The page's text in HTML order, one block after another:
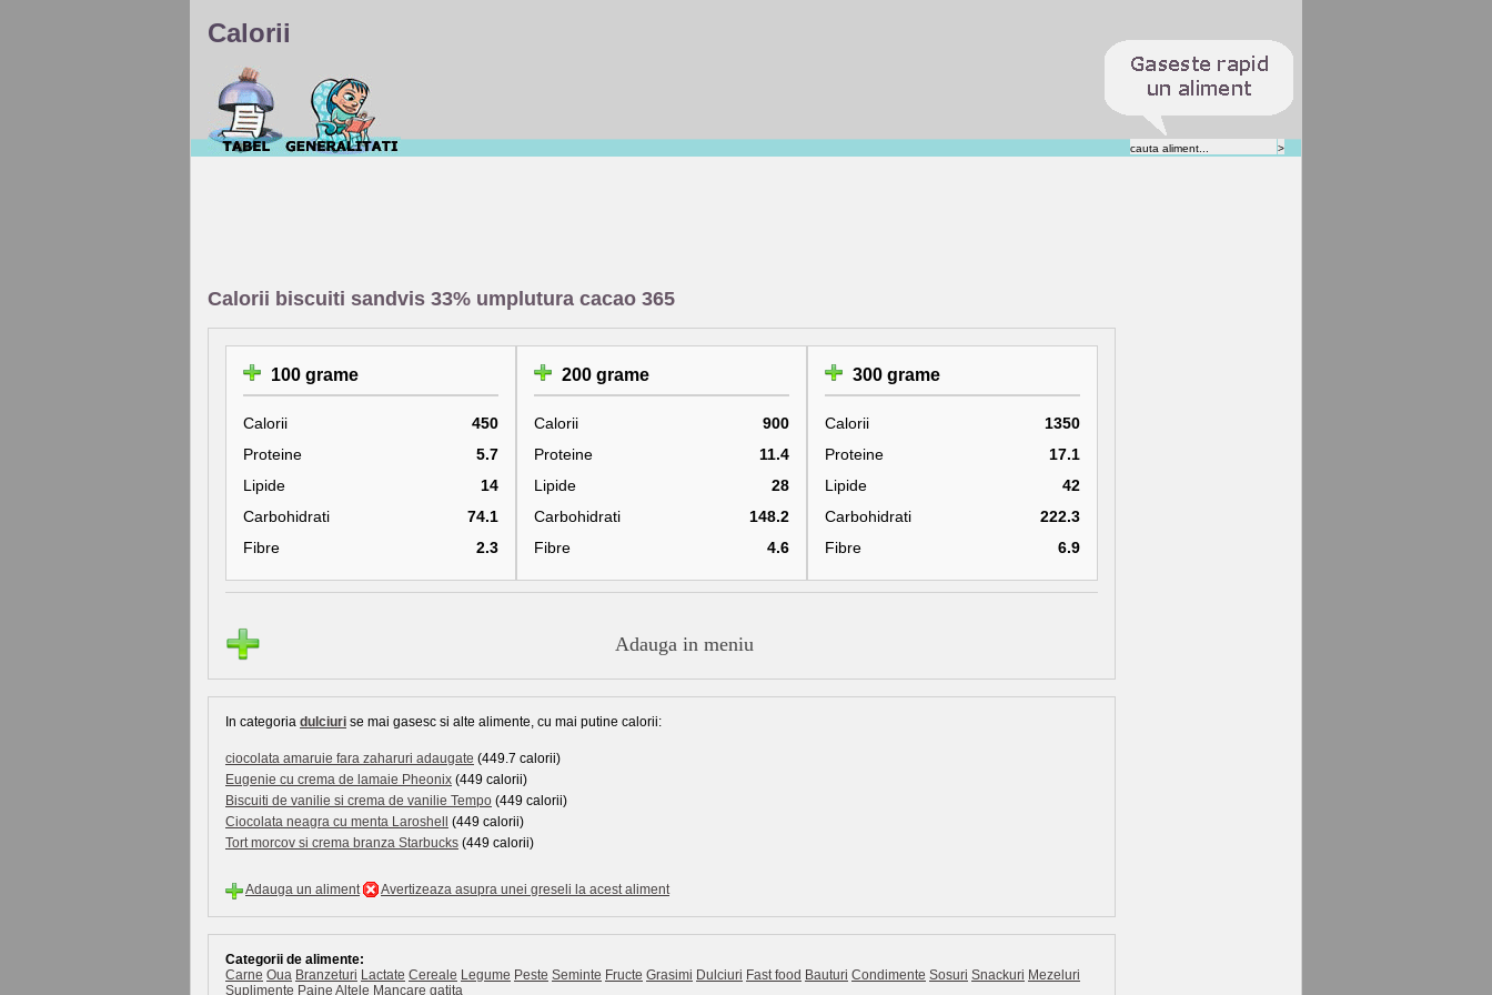
Calorii
Calorii biscuiti sandvis 33% umplutura cacao 365
100 grame
Calorii
450
Proteine
5.7
Lipide
14
Carbohidrati
74.1
Fibre
2.3
200 grame
Calorii
900
Proteine
11.4
Lipide
28
Carbohidrati
148.2
Fibre
4.6
300 grame
Calorii
1350
Proteine
17.1
Lipide
42
Carbohidrati
222.3
Fibre
6.9
Adauga in meniu
In categoria dulciuri se mai gasesc si alte alimente, cu mai putine calorii:
ciocolata amaruie fara zaharuri adaugate (449.7 calorii)
Eugenie cu crema de lamaie Pheonix (449 calorii)
Biscuiti de vanilie si crema de vanilie Tempo (449 calorii)
Ciocolata neagra cu menta Laroshell
(449 calorii)
Tort morcov si crema branza Starbucks (449 calorii)
Adauga un aliment Avertizeaza asupra unei greseli la acest aliment
Categorii de alimente:
Carne Oua Branzeturi Lactate Cereale Legume Peste Seminte Fructe Grasimi Dulciuri Fast food Bauturi Condimente Sosuri Snackuri Mezeluri
Suplimente Paine Altele Mancare gatita